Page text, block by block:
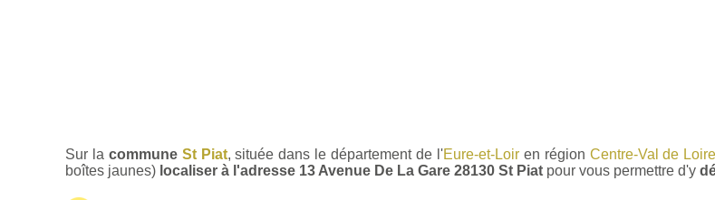
Sur la commune St Piat, située dans le département de l'Eure-et-Loiren région Centre-Val de Loire
boîtes jaunes) localiser à l'adresse 13 Avenue De La Gare 28130 St Piat pour vous permettre d'y